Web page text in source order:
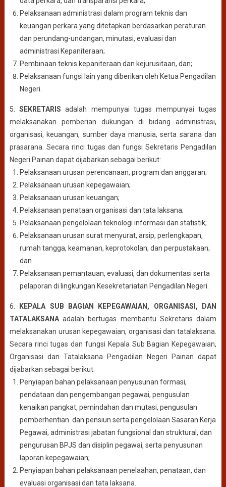
Pelaksanaan administrasi dalam program teknis dan
keuangan perkara yang ditetapkan berdasarkan peraturan
dan perundang-undangan, minutasi, evaluasi dan
administrasi Kepaniteraan;
Pembinaan teknis kepaniteraan dan kejurusitaan, dan;
Pelaksanaan fungsi lain yang diberikan oleh Ketua Pengadilan
Negeri.
5.SEKRETARIS adalah mempunyai tugas mempunyai tugas
melaksanakan pemberian dukungan di bidang administrasi,
organisasi, keuangan, sumber daya manusia, serta sarana dan
prasarana. Secara rinci tugas dan fungsi Sekretaris Pengadilan
Negeri Painan dapat dijabarkan sebagai berikut:
Pelaksanaan urusan perencanaan, program dan anggaran;
Pelaksanaan urusan kepegawaian;
Pelaksanaan urusan keuangan;
Pelaksanaan penataan organisasi dan tata laksana;
Pelaksanaan pengelolaan teknologi informasi dan statistik;
Pelaksanaan urusan surat menyurat, arsip, perlengkapan,
rumah tangga, keamanan, keprotokolan, dan perpustakaan;
dan
Pelaksanaan pemantauan, evaluasi, dan dokumentasi serta
pelaporan di lingkungan Kesekretariatan Pengadilan Negeri.
6.
KEPALA SUB BAGIAN KEPEGAWAIAN, ORGANISASI, DAN
TATALAKSANAadalah bertugas membantu Sekretaris dalam
melaksanakan urusan kepegawaian, organisasi dan tatalaksana.
Secara rinci tugas dan fungsi Kepala Sub Bagian Kepegawaian,
Organisasi dan Tatalaksana Pengadilan Negeri Painan dapat
dijabarkan sebagai berikut:
Penyiapan bahan pelaksanaan penyusunan formasi,
pendataan dan pengembangan pegawai, pengusulan
kenaikan pangkat, pemindahan dan mutasi, pengusulan
pemberhentian dan pensiun serta pengelolaan Sasaran Kerja
Pegawai, administrasi jabatan fungsional dan struktural, dan
pengurusan BPJS dan disiplin pegawai, serta penyusunan
laporan kepegawaian;
Penyiapan bahan pelaksanaan penelaahan, penataan, dan
evaluasi organisasi dan tata laksana.